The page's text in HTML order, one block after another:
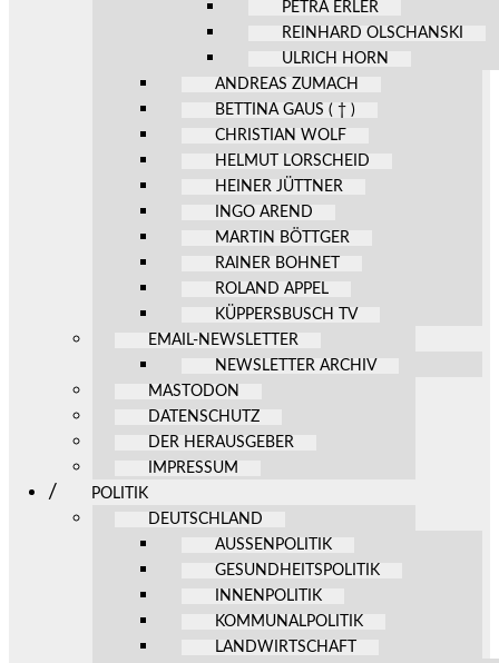
PETRA ERLER
REINHARD OLSCHANSKI
ULRICH HORN
ANDREAS ZUMACH
BETTINA GAUS ( † )
CHRISTIAN WOLF
HELMUT LORSCHEID
HEINER JÜTTNER
INGO AREND
MARTIN BÖTTGER
RAINER BOHNET
ROLAND APPEL
KÜPPERSBUSCH TV
EMAIL-NEWSLETTER
NEWSLETTER ARCHIV
MASTODON
DATENSCHUTZ
DER HERAUSGEBER
IMPRESSUM
POLITIK
DEUTSCHLAND
AUSSENPOLITIK
GESUNDHEITSPOLITIK
INNENPOLITIK
KOMMUNALPOLITIK
LANDWIRTSCHAFT